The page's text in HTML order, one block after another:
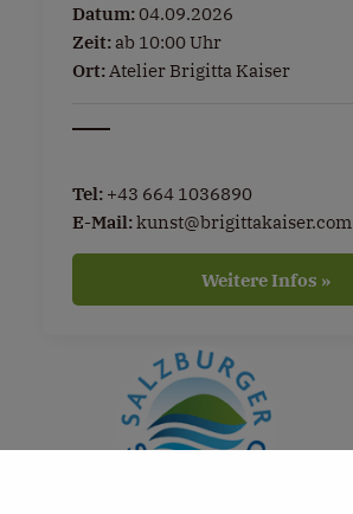
Datum:04.09.2026
Zeit: ab 10:00 Uhr
Ort:Atelier Brigitta Kaiser
Tel: +43 664 1036890
E-Mail:kunst@brigittakaiser.com
Weitere Infos »